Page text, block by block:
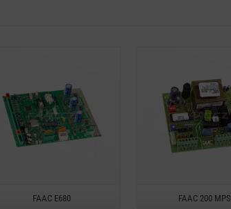
FAAC E680 FAAC 200 MPS